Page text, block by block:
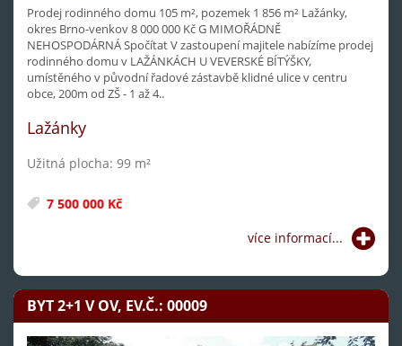
Prodej rodinného domu 105 m², pozemek 1 856 m² Lažánky,
okres Brno-venkov 8 000 000 Kč G MIMOŘÁDNĚ
NEHOSPODÁRNÁ Spočítat V zastoupení majitele nabízíme prodej
rodinného domu v LAŽÁNKÁCH U VEVERSKÉ BÍTÝŠKY,
umístěného v původní řadové zástavbě klidné ulice v centru
obce, 200m od ZŠ - 1 až 4..
Lažánky
Užitná plocha: 99 m²
7 500 000 Kč
více informací...
BYT 2+1 V OV, EV.Č.: 00009